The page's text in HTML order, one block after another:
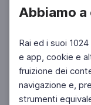
Abbiamo a
Rai ed i suoi
e app, cookie e
fruizione dei
navigazione e,
strumenti